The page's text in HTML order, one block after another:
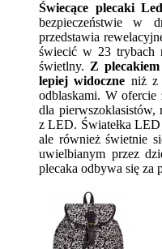
Świecące plecaki
bezpieczeństwie w
przedstawia
świecić w 23 trybach
świetlny. Z
lepiej widoczne niż z
odblaskami. W ofercie
dla pierwszoklasistów,
z LED. Światełka
ale również świetnie
uwielbianym przez
plecaka odbywa się za